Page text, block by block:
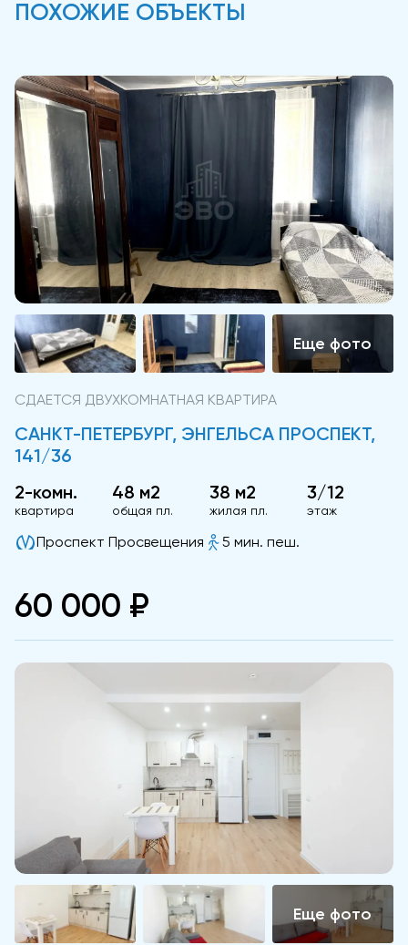
ПОХОЖИЕ ОБЪЕКТЫ
СДАЕТСЯ ДВУХКОМНАТНАЯ КВАРТИРА
САНКТ-ПЕТЕРБУРГ, ЭНГЕЛЬСА ПРОСПЕКТ,
141/36
2-комн.
квартира
48 м2
общая пл.
38 м2
жилая пл.
3/12
этаж
Проспект Просвещения 5 мин. пеш.
60 000 ₽